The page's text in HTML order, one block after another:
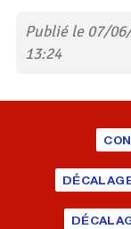
Publié le 07/
13:24